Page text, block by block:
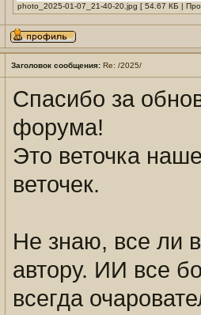
photo_2025-01-07_21-40-20.jpg [ 54.67 КБ |
Заголовок сообщения: Re: /2025/
Спасибо за
форума!
Это веточка
веточек.
Не знаю, все ли
автору. ИИ все
всегда